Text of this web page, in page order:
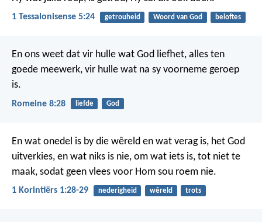
1 Tessalonisense 5:24 getrouheid Woord van God beloftes
En ons weet dat vir hulle wat God liefhet, alles ten
goede meewerk, vir hulle wat na sy voorneme geroep
is.
Romeine 8:28 liefde God
En wat onedel is by die wêreld en wat verag is, het God
uitverkies, en wat niks is nie, om wat iets is, tot niet te
maak, sodat geen vlees voor Hom sou roem nie.
1 Korintiërs 1:28-29 nederigheid wêreld trots